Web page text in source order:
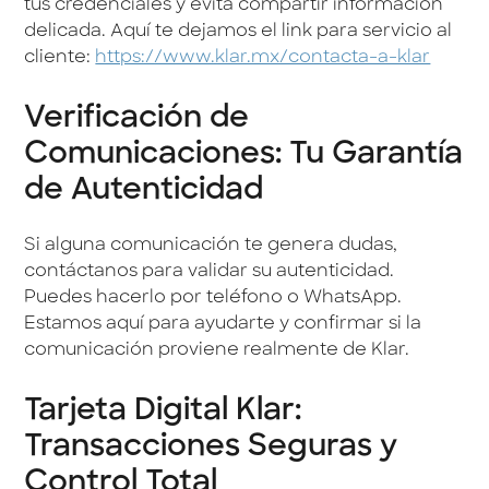
tus credenciales y evita compartir información
delicada. Aquí te dejamos el link para servicio al
cliente: https://www.klar.mx/contacta-a-klar
Verificación de
Comunicaciones: Tu Garantía
de Autenticidad
Si alguna comunicación te genera dudas,
contáctanos para validar su autenticidad.
Puedes hacerlo por teléfono o WhatsApp.
Estamos aquí para ayudarte y confirmar si la
comunicación proviene realmente de Klar.
Tarjeta Digital Klar:
Transacciones Seguras y